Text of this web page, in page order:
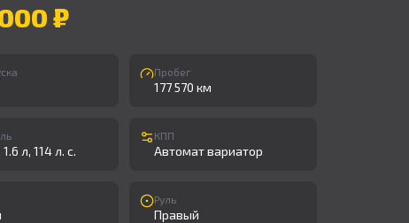
₽
Пробег
177 570 км
л, 114 л. с.
КПП
Автомат вариатор
Руль
Правый